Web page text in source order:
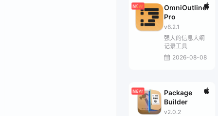
OmniOutliner
Pro
v6.2.1
强大的信息大纲
记录工具
2026-08-08
Package
Builder
v2.0.2